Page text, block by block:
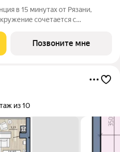
сочетается с
будущим резидентам тишину
Позвоните мне
из 10